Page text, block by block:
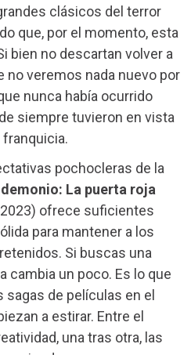
clásicos del terror
que, por el momento, esta
bien no descartan volver a
no veremos nada nuevo por
nunca había ocurrido
siempre tuvieron en vista
franquicia.
pochocleras de la
La puerta roja
ofrece suficientes
para mantener a los
Si buscas una
cambia un poco. Es lo que
sagas de películas en el
a estirar. Entre el
una tras otra, las